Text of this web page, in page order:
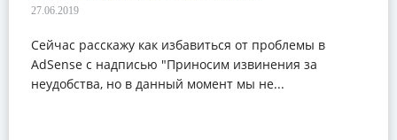
Сейчас расскажу как избавиться от проблемы в
AdSense с надписью "Приносим извинения за
неудобства, но в данный момент мы не...